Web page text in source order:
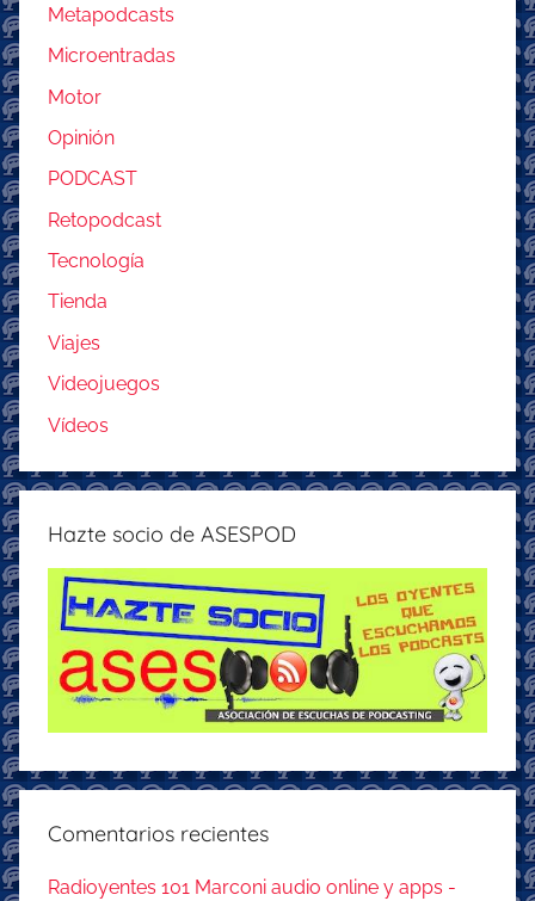
Metapodcasts
Microentradas
Motor
Opinión
PODCAST
Retopodcast
Tecnología
Tienda
Viajes
Videojuegos
Vídeos
Hazte socio de ASESPOD
Comentarios recientes
Radioyentes 101 Marconi audio online y apps -